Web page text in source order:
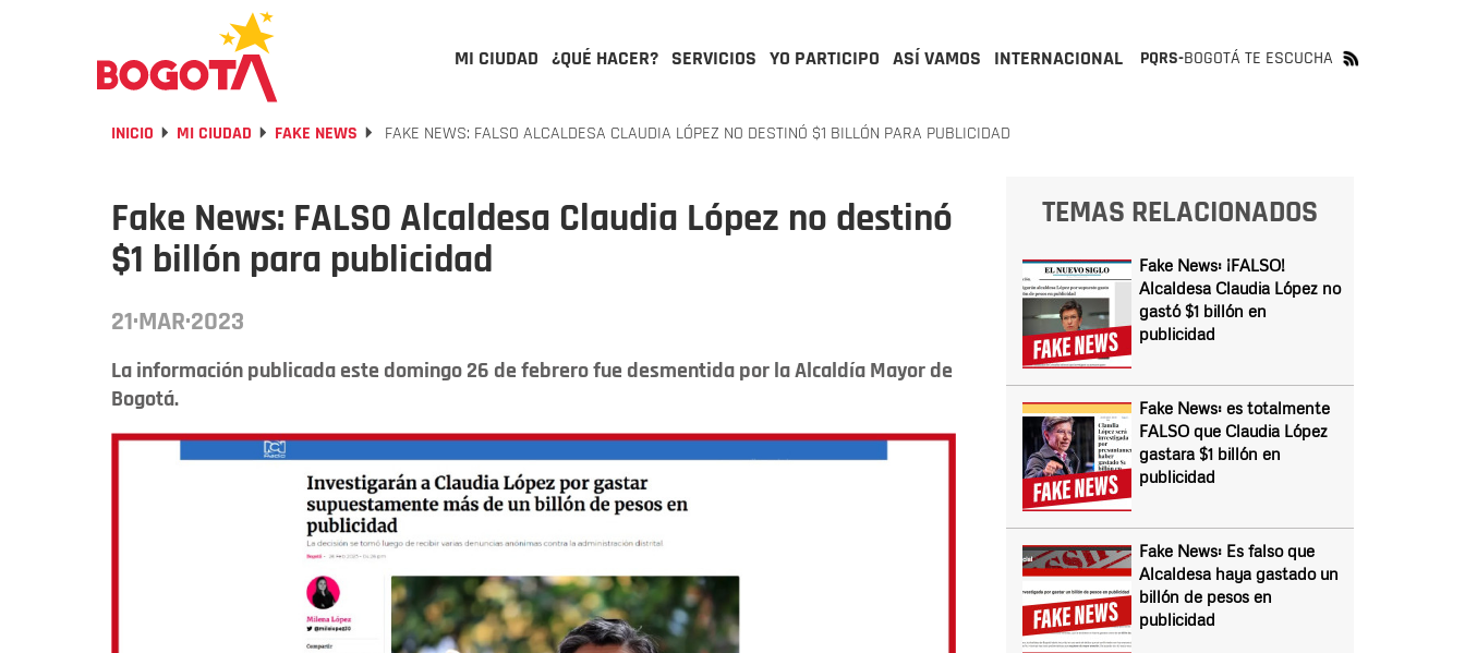
MI CIUDAD ¿QUÉ HACER? SERVICIOS YO PARTICIPO ASÍ VAMOS INTERNACIONAL PQRS-BOGOTÁ TE ESCUCHA
INICIO MI CIUDAD FAKE NEWS FAKE NEWS: FALSO ALCALDESA CLAUDIA LÓPEZ NO DESTINÓ $1 BILLÓN PARA PUBLICIDAD
Fake News: FALSO Alcaldesa Claudia López no destinó
$1 billón para publicidad
21·MAR·2023
La información publicada este domingo 26 de febrero fue desmentida por la Alcaldía Mayor de
Bogotá.
TEMAS RELACIONADOS
Fake News: ¡FALSO!
Alcaldesa Claudia López no
gastó $1 billón en
publicidad
Fake News: es totalmente
FALSO que Claudia López
gastara $1 billón en
publicidad
Fake News: Es falso que
Alcaldesa haya gastado un
billón de pesos en
publicidad